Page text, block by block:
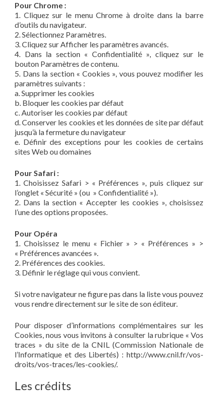
Pour Chrome :
1. Cliquez sur le menu Chrome à droite dans la barre
d’outils du navigateur.
2. Sélectionnez Paramètres.
3. Cliquez sur Afficher les paramètres avancés.
4. Dans la section « Confidentialité », cliquez sur le
bouton Paramètres de contenu.
5. Dans la section « Cookies », vous pouvez modifier les
paramètres suivants :
a. Supprimer les cookies
b. Bloquer les cookies par défaut
c. Autoriser les cookies par défaut
d. Conserver les cookies et les données de site par défaut
jusqu’à la fermeture du navigateur
e. Définir des exceptions pour les cookies de certains
sites Web ou domaines
Pour Safari :
1. Choisissez Safari > « Préférences », puis cliquez sur
l’onglet « Sécurité » (ou » Confidentialité »).
2. Dans la section « Accepter les cookies », choisissez
l’une des options proposées.
Pour Opéra
1. Choisissez le menu « Fichier » > « Préférences » >
« Préférences avancées ».
2. Préférences des cookies.
3. Définir le réglage qui vous convient.
Si votre navigateur ne figure pas dans la liste vous pouvez
vous rendre directement sur le site de son éditeur.
Pour disposer d’informations complémentaires sur les
Cookies, nous vous invitons à consulter la rubrique « Vos
traces » du site de la CNIL (Commission Nationale de
l’Informatique et des Libertés) : http://www.cnil.fr/vos-
droits/vos-traces/les-cookies/.
Les crédits